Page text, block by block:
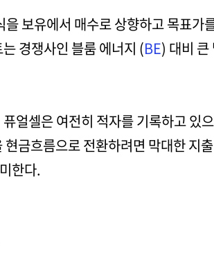
을 보유에서 매수로 상향하고 목표가
경쟁사인 블룸 에너지 (BE) 대비
얼셀은 여전히 적자를 기록하고 있
금흐름으로 전환하려면 막대한 지
한다.